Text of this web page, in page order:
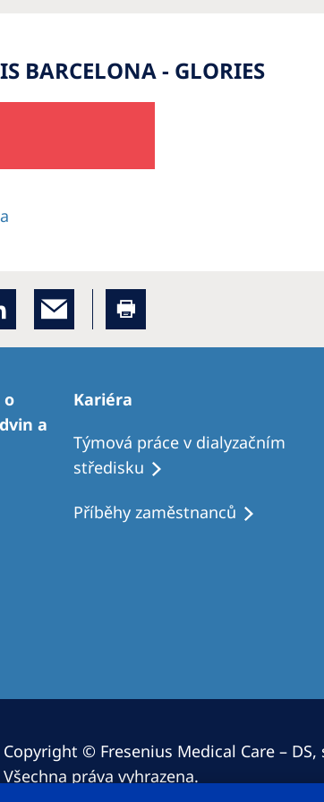
BARCELONA - GLORIES
o
a
Kariéra
Týmová práce v dialyzačním
středisku
Příběhy zaměstnanců
Copyright © Fresenius Medical Care – DS,
Všechna práva vyhrazena.